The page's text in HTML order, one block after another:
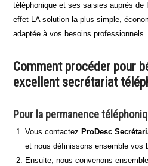
téléphonique et ses saisies auprès de
effet LA solution la plus simple,
adaptée à vos besoins professionnels.
Comment procéder pour
excellent secrétariat
Pour la permanence
Vous contactez ProDesc
et nous définissons ensemble vos
Ensuite, nous convenons